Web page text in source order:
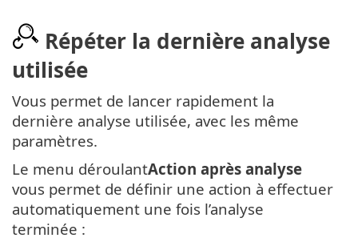
Répéter la dernière analyse
utilisée
Vous permet de lancer rapidement la
dernière analyse utilisée, avec les même
paramètres.
Le menu déroulantAction après analyse
vous permet de définir une action à effectuer
automatiquement une fois l’analyse
terminée :